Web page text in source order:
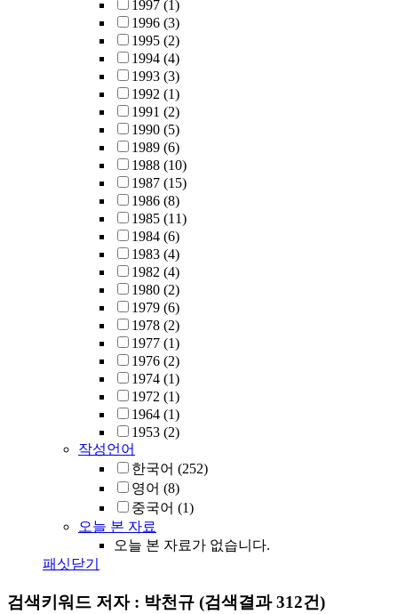
1997 (1)
1996 (3)
1995 (2)
1994 (4)
1993 (3)
1992 (1)
1991 (2)
1990 (5)
1989 (6)
1988 (10)
1987 (15)
1986 (8)
1985 (11)
1984 (6)
1983 (4)
1982 (4)
1980 (2)
1979 (6)
1978 (2)
1977 (1)
1976 (2)
1974 (1)
1972 (1)
1964 (1)
1953 (2)
작성언어
한국어 (252)
영어 (8)
중국어 (1)
오늘 본 자료
오늘 본 자료가 없습니다.
패싯닫기
검색키워드 저자 : 박천규 (검색결과 312건)